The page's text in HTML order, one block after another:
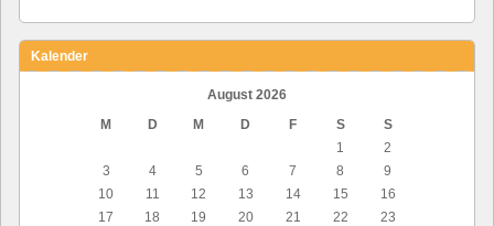
Kalender
August 2026
M
D M D F S
S
1
2
3
4 5 6 7 8
9
10
11 12 13 14 15
16
17
18 19 20 21 22
23